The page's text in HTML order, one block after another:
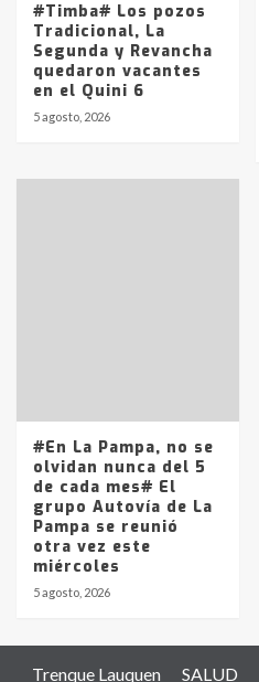
#Timba# Los pozos
Tradicional, La
Segunda y Revancha
quedaron vacantes
en el Quini 6
5 agosto, 2026
#En La Pampa, no se
olvidan nunca del 5
de cada mes# El
grupo Autovía de La
Pampa se reunió
otra vez este
miércoles
5 agosto, 2026
Trenque Lauquen SALUD